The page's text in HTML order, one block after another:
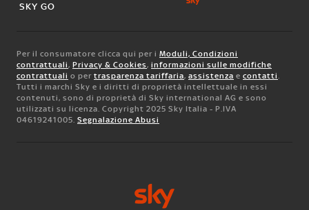
SKY GO
Per il consumatore clicca qui per i Moduli, Condizioni
contrattuali, Privacy & Cookies, informazioni sulle modifiche
contrattuali o per trasparenza tariffaria, assistenza e contatti.
Tutti i marchi Sky e i diritti di proprietà intellettuale in essi
contenuti, sono di proprietà di Sky international AG e sono
utilizzati su licenza. Copyright 2025 Sky Italia - P.IVA
04619241005. Segnalazione Abusi